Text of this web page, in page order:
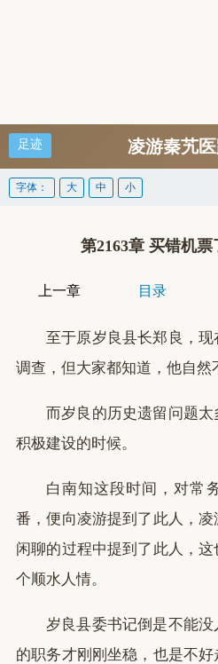
足迹 凌游秦艽
字体： 大 中 小
第2163章 买错机票
上一章 目录
至于原岁良县长郑良，
调查，但大家都知道，他自然
而岁良的历史遗留问题
积极建设的时候。
白南知这段时间，对常
番，便向凌游提到了此人，
闲聊的过程中提到了此人，
个顺水人情。
岁良县委书记倒是不能
的职务才刚刚坐稳，也是不